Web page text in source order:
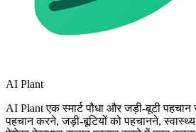
AI Plant
AI Plant एक स्मार्ट पौधा और जड़ी-बूटी
पहचान करने, जड़ी-बूटियों को पहचानने,